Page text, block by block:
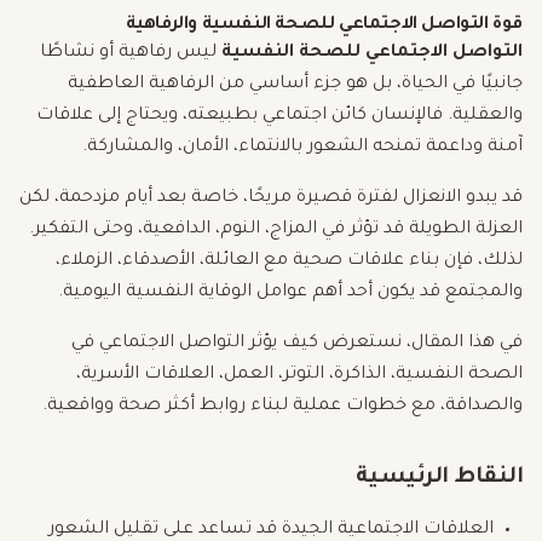
قوة التواصل الاجتماعي للصحة النفسية والرفاهية
التواصل الاجتماعي للصحة النفسية ليس رفاهية أو نشاطًا
جانبيًا في الحياة، بل هو جزء أساسي من الرفاهية العاطفية
والعقلية. فالإنسان كائن اجتماعي بطبيعته، ويحتاج إلى علاقات
آمنة وداعمة تمنحه الشعور بالانتماء، الأمان، والمشاركة.
قد يبدو الانعزال لفترة قصيرة مريحًا، خاصة بعد أيام مزدحمة، لكن
العزلة الطويلة قد تؤثر في المزاج، النوم، الدافعية، وحتى التفكير.
لذلك، فإن بناء علاقات صحية مع العائلة، الأصدقاء، الزملاء،
والمجتمع قد يكون أحد أهم عوامل الوقاية النفسية اليومية.
في هذا المقال، نستعرض كيف يؤثر التواصل الاجتماعي في
الصحة النفسية، الذاكرة، التوتر، العمل، العلاقات الأسرية،
والصداقة، مع خطوات عملية لبناء روابط أكثر صحة وواقعية.
النقاط الرئيسية
العلاقات الاجتماعية الجيدة قد تساعد على تقليل الشعور